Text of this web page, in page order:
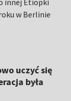
innej Etiopki
w Berlinie
uczyć się
była